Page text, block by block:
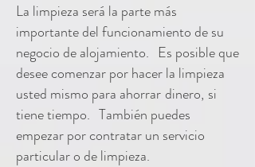
La limpieza será la parte más
importante del funcionamiento de su
negocio de alojamiento. Es posible que
desee comenzar por hacer la limpieza
usted mismo para ahorrardinero, si
tiene tiempo. También puedes
empezar por contratar un servicio
particular o de limpieza.